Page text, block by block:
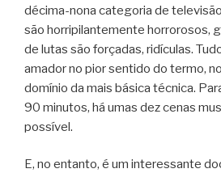
décima-nona categoria de
são horripilantemente horrorosos,
de lutas são forçadas, ridículas.
amador no pior sentido do termo,
domínio da mais básica técnica.
90 minutos, há umas dez cenas
possível.
E, no entanto, é um interessante